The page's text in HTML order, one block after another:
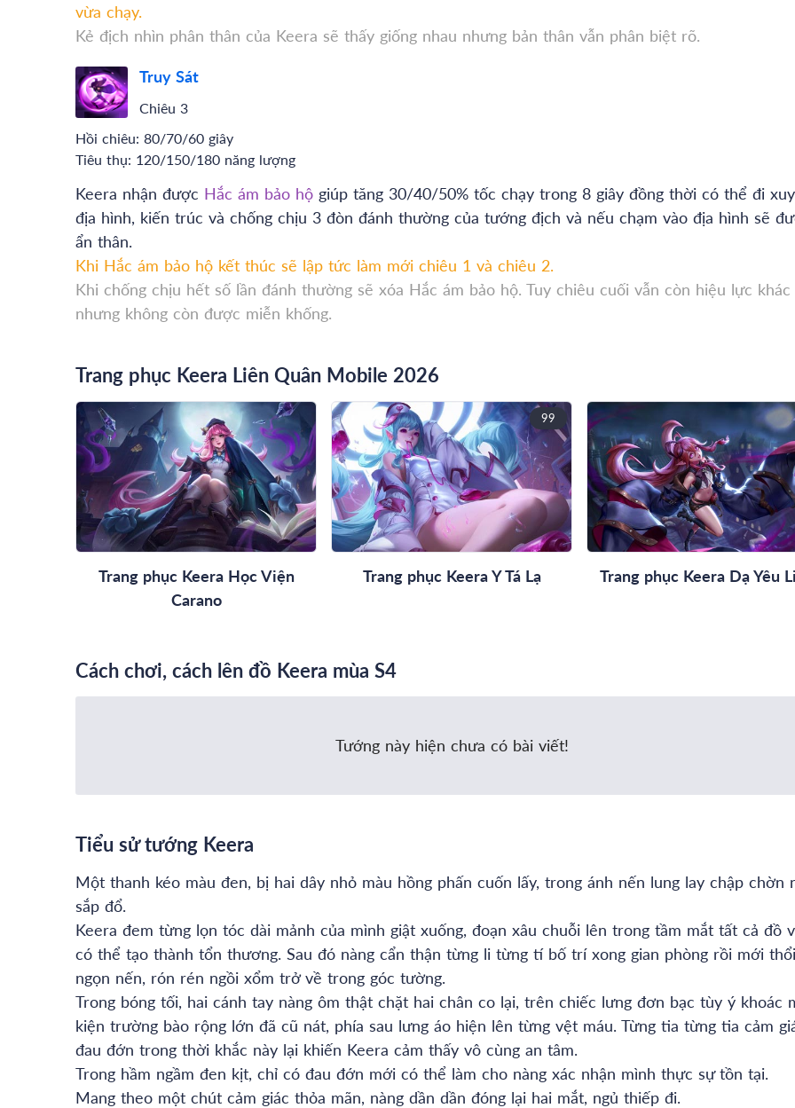
vừa chạy.
Kẻ địch nhìn phân thân của Keera sẽ thấy giống nhau nhưng bản thân vẫn phân biệt rõ.
Truy Sát
Chiêu 3
Hồi chiêu: 80/70/60 giây
Tiêu thụ: 120/150/180 năng lượng
Keera nhận được Hắc ám bảo hộ giúp tăng 30/40/50% tốc chạy trong 8 giây đồng thời có thể đi
địa hình, kiến trúc và chống chịu 3 đòn đánh thường của tướng địch và nếu chạm vào địa hình sẽ
ẩn thân.
Khi Hắc ám bảo hộ kết thúc sẽ lập tức làm mới chiêu 1 và chiêu 2.
Khi chống chịu hết số lần đánh thường sẽ xóa Hắc ám bảo hộ. Tuy chiêu cuối vẫn còn hiệu lực khác
nhưng không còn được miễn khống.
Trang phục Keera Liên Quân Mobile 2026
Trang phục Keera Học Viện
Carano
99
Trang phục Keera Y Tá Lạ Trang phục Keera Dạ Yêu
Cách chơi, cách lên đồ Keera mùa S4
Tướng này hiện chưa có bài viết!
Tiểu sử tướng Keera
Một thanh kéo màu đen, bị hai dây nhỏ màu hồng phấn cuốn lấy, trong ánh nến lung lay chập chờn
sắp đổ.
Keera đem từng lọn tóc dài mảnh của mình giật xuống, đoạn xâu chuỗi lên trong tầm mắt tất cả đồ
có thể tạo thành tổn thương. Sau đó nàng cẩn thận từng li từng tí bố trí xong gian phòng rồi mới
ngọn nến, rón rén ngồi xổm trở về trong góc tường.
Trong bóng tối, hai cánh tay nàng ôm thật chặt hai chân co lại, trên chiếc lưng đơn bạc tùy ý khoác
kiện trường bào rộng lớn đã cũ nát, phía sau lưng áo hiện lên từng vệt máu. Từng tia từng tia cảm
đau đớn trong thời khắc này lại khiến Keera cảm thấy vô cùng an tâm.
Trong hầm ngầm đen kịt, chỉ có đau đớn mới có thể làm cho nàng xác nhận mình thực sự tồn tại.
Mang theo một chút cảm giác thỏa mãn, nàng dần dần đóng lại hai mắt, ngủ thiếp đi.